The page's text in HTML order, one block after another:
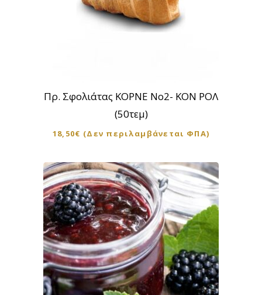
Πρ. Σφολιάτας ΚΟΡΝΕ Νο2- ΚΟΝ ΡΟΛ
(50τεμ)
18,50€ (Δεν περιλαμβάνεται ΦΠΑ)